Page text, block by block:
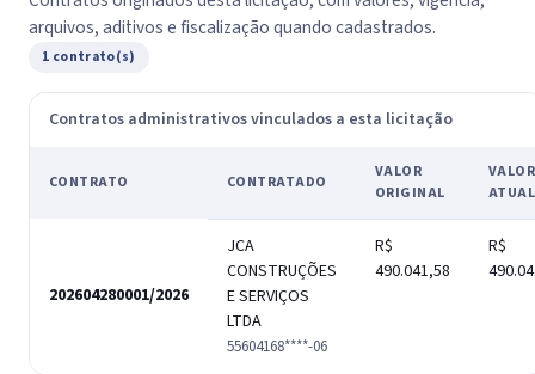
arquivos, aditivos e fiscalização quando cadastrados.
1 contrato(s)
Contratos administrativos vinculados a esta licitação
CONTRATO CONTRATADO
VALOR
ORIGINAL
VALOR
ATUAL
202604280001/2026
JCA
CONSTRUÇÕES
E SERVIÇOS
LTDA
55604168****-06
R$
490.041,58
R$